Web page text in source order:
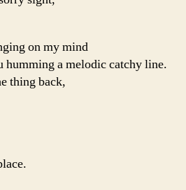
on my mind
humming a melodic catchy line.
thing back,